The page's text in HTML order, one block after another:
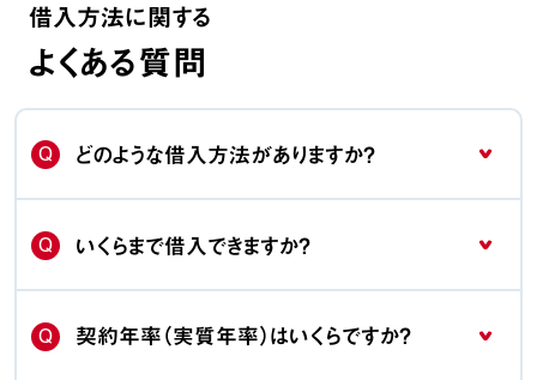
借入方法に関する
よくある質問
Q どのような借入方法がありますか？
Q いくらまで借入できますか？
Q 契約年率（実質年率）はいくらですか？